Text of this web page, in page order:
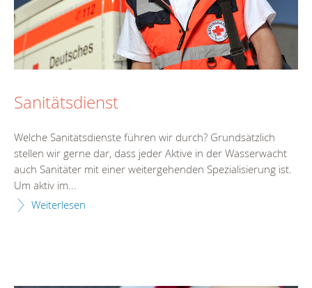
Sanitätsdienst
Welche Sanitätsdienste führen wir durch? Grundsätzlich
stellen wir gerne dar, dass jeder Aktive in der Wasserwacht
auch Sanitäter mit einer weitergehenden Spezialisierung ist.
Um aktiv im...
Weiterlesen